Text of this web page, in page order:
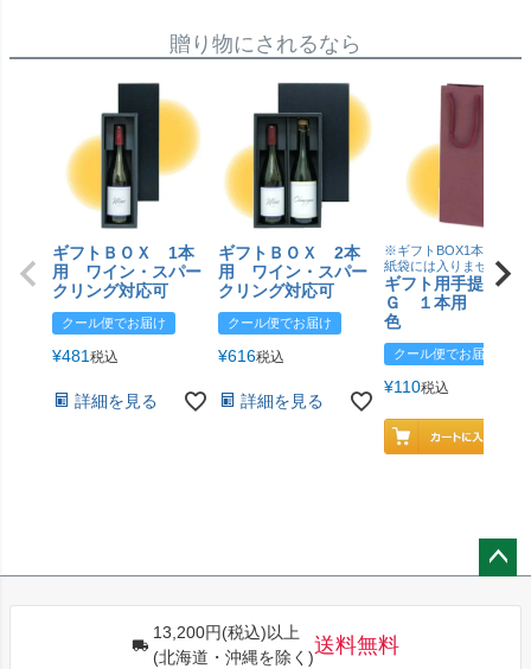
贈り物にされるなら
ギフトＢＯＸ 1本
用 ワイン・スパー
クリング対応可
クール便でお届け
¥481 税込
詳細を見る
ギフトＢＯＸ 2本
用 ワイン・スパー
クリング対応可
クール便でお届け
¥616税込
詳細を見る
※ギフトBOX1本用はこ
紙袋には入りません
ギフト用手提げＢ
Ｇ １本用 エン
色
クール便でお届け
¥110税込
13,200円(税込)以上
(北海道・沖縄を除く)
送料無料